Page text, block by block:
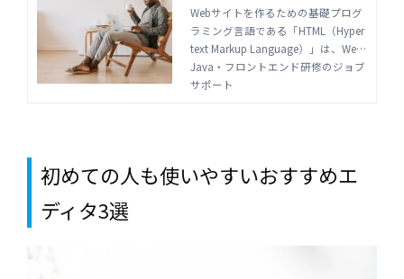
や必要な知識 | Java・フロ
ントエンド研修のジョブサ
ポート
Webサイトを作るための基礎プログ
ラミング言語である「HTML（Hyper
text Markup Language）」は、Web
アプリ開発にも使われます。どのよ
うに用いるのかを開発工程と共に見
Java・フロントエンド研修のジョブ
サポート
初めての人も使いやすいおすすめエ
ディタ3選